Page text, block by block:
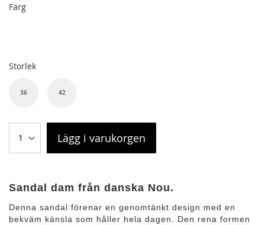
Färg
Storlek
36 42
Lägg i varukorgen
Sandal dam från danska Nou.
Denna sandal förenar en genomtänkt design med en
bekväm känsla som håller hela dagen. Den rena formen